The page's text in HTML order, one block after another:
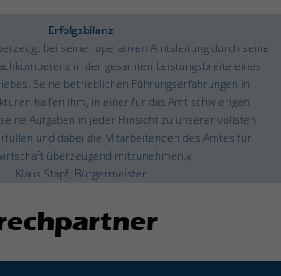
Erfolgsbilanz
bei seiner operativen Amtsleitung durch seine
in der gesamten Leistungsbreite eines
Seine betrieblichen Führungserfahrungen in
halfen ihm, in einer für das Amt schwierigen
Aufgaben in jeder Hinsicht zu unserer vollsten
und dabei die Mitarbeitenden des Amtes für
überzeugend mitzunehmen.«,
Klaus Stapf, Bürgermeister
Weitere Informationen über
Daten finden Sie in unserer
Übersicht über alle verwendeten Cookies.
zu ganzen Kategorien geben
anzeigen lassen und so nur
auswählen.
akzeptieren Speichern
essenzielle Cookies akzeptieren